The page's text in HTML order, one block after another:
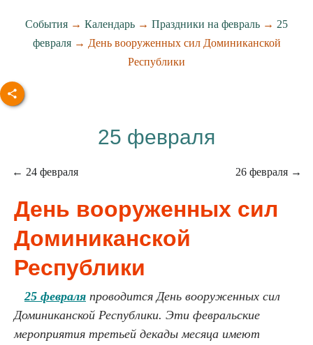
События → Календарь → Праздники на февраль → 25
февраля→ День вооруженных сил Доминиканской
Республики
25 февраля
← 24 февраля 26 февраля →
День вооруженных сил
Доминиканской
Республики
25 февраля проводится День вооруженных сил
Доминиканской Республики. Эти февральские
мероприятия третьей декады месяца имеют